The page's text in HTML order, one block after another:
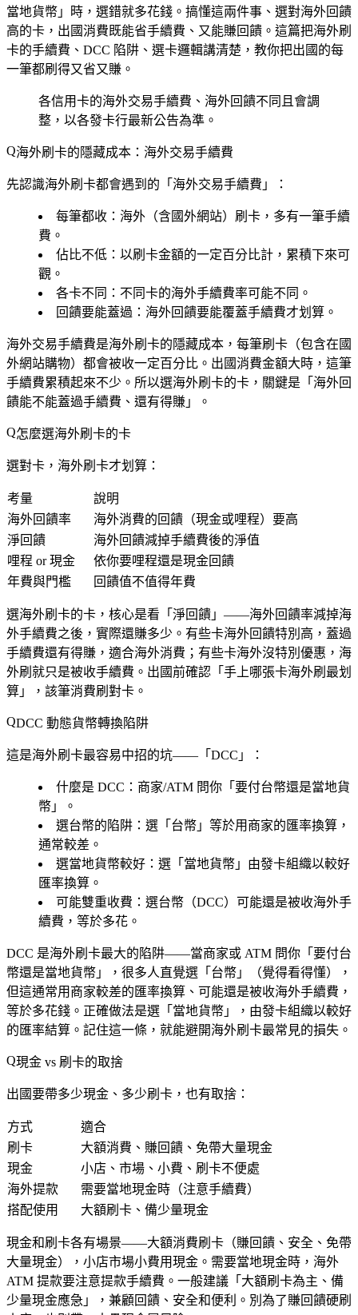
當地貨幣」時，選錯就多花錢。搞懂這兩件事、選對海外回饋
高的卡，出國消費既能省手續費、又能賺回饋。這篇把海外刷
卡的手續費、DCC 陷阱、選卡邏輯講清楚，教你把出國的每
一筆都刷得又省又賺。
各信用卡的海外交易手續費、海外回饋不同且會調
整，以各發卡行最新公告為準。
海外刷卡的隱藏成本：海外交易手續費
先認識海外刷卡都會遇到的「海外交易手續費」：
每筆都收 ：海外（含國外網站）刷卡，多有一筆手續
費。
佔比不低 ：以刷卡金額的一定百分比計，累積下來可
觀。
各卡不同 ：不同卡的海外手續費率可能不同。
回饋要能蓋過 ：海外回饋要能覆蓋手續費才划算。
海外交易手續費是海外刷卡的隱藏成本，每筆刷卡（包含在國
外網站購物）都會被收一定百分比。出國消費金額大時，這筆
手續費累積起來不少。所以選海外刷卡的卡，關鍵是「海外回
饋能不能蓋過手續費、還有得賺」。
怎麼選海外刷卡的卡
選對卡，海外刷卡才划算：
考量
說明
海外回饋率
海外消費的回饋（現金或哩程）要高
淨回饋
海外回饋減掉手續費後的淨值
哩程 or 現金
依你要哩程還是現金回饋
年費與門檻
回饋值不值得年費
選海外刷卡的卡，核心是看「淨回饋」——海外回饋率減掉海
外手續費之後，實際還賺多少。有些卡海外回饋特別高，蓋過
手續費還有得賺，適合海外消費；有些卡海外沒特別優惠，海
外刷就只是被收手續費。出國前確認「手上哪張卡海外刷最划
算」，該筆消費刷對卡。
DCC 動態貨幣轉換陷阱
這是海外刷卡最容易中招的坑——「DCC」：
什麼是 DCC ：商家/ATM 問你「要付台幣還是當地貨
幣」。
選台幣的陷阱 ：選「台幣」等於用商家的匯率換算，
通常較差。
選當地貨幣較好 ：選「當地貨幣」由發卡組織以較好
匯率換算。
可能雙重收費 ：選台幣（DCC）可能還是被收海外手
續費，等於多花。
DCC 是海外刷卡最大的陷阱——當商家或 ATM 問你「要付台
幣還是當地貨幣」，很多人直覺選「台幣」（覺得看得懂），
但這通常用商家較差的匯率換算、可能還是被收海外手續費，
等於多花錢。 正確做法是選「當地貨幣」
，由發卡組織以較好
的匯率結算。記住這一條，就能避開海外刷卡最常見的損失。
現金 vs 刷卡的取捨
出國要帶多少現金、多少刷卡，也有取捨：
方式
適合
刷卡
大額消費、賺回饋、免帶大量現金
現金
小店、市場、小費、刷卡不便處
海外提款
需要當地現金時（注意手續費）
搭配使用
大額刷卡、備少量現金
現金和刷卡各有場景——大額消費刷卡（賺回饋、安全、免帶
大量現金），小店市場小費用現金。需要當地現金時，海外
ATM 提款要注意提款手續費。一般建議「大額刷卡為主、備
少量現金應急」，兼顧回饋、安全和便利。別為了賺回饋硬刷